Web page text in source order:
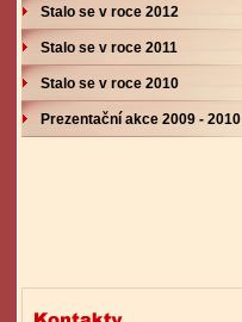
Stalo se v roce 2012
Stalo se v roce 2011
Stalo se v roce 2010
Prezentační akce 2009 - 2010